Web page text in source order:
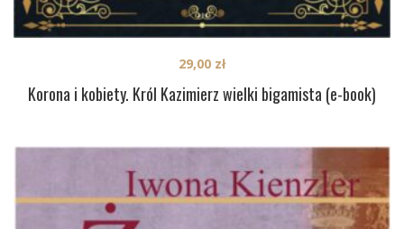
Korona i kobiety. Król Kazimierz wielki bigamista (e-book)
29,00 zł